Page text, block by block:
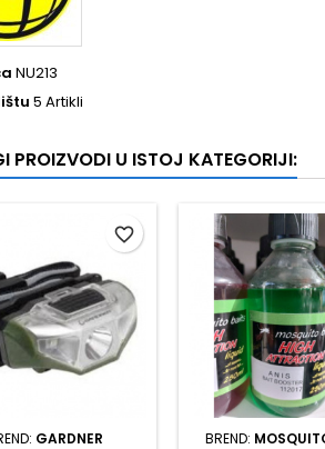
NU213
5 Artikli
PROIZVODI U ISTOJ KATEGORIJI:
GARDNER
favorite_border
BREND: